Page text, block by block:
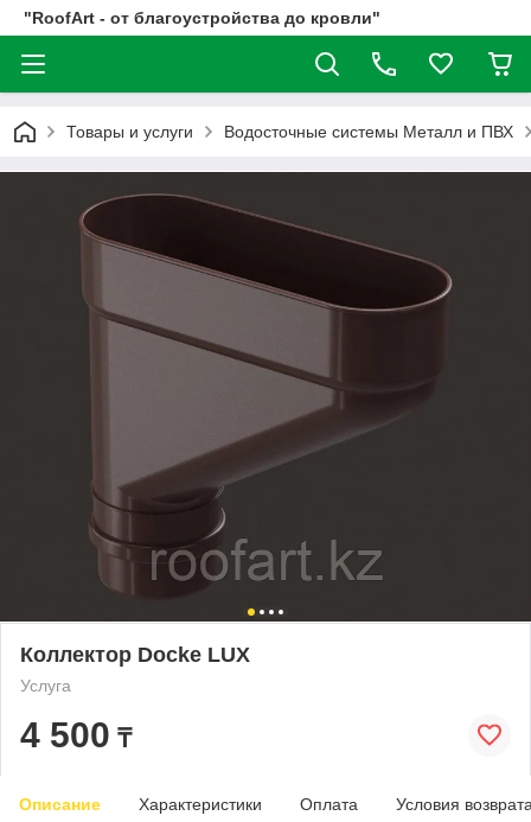
"RoofArt - от благоустройства до кровли"
Товары и услуги Водосточные системы Металл и ПВХ
Коллектор Docke LUX
Услуга
4 500 ₸
Описание Характеристики Оплата Условия